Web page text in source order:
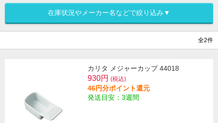
在庫状況やメーカー名などで絞り込み▼
全2件
カリタ メジャーカップ 44018
930円 (税込)
46円分ポイント還元
発送目安：3週間